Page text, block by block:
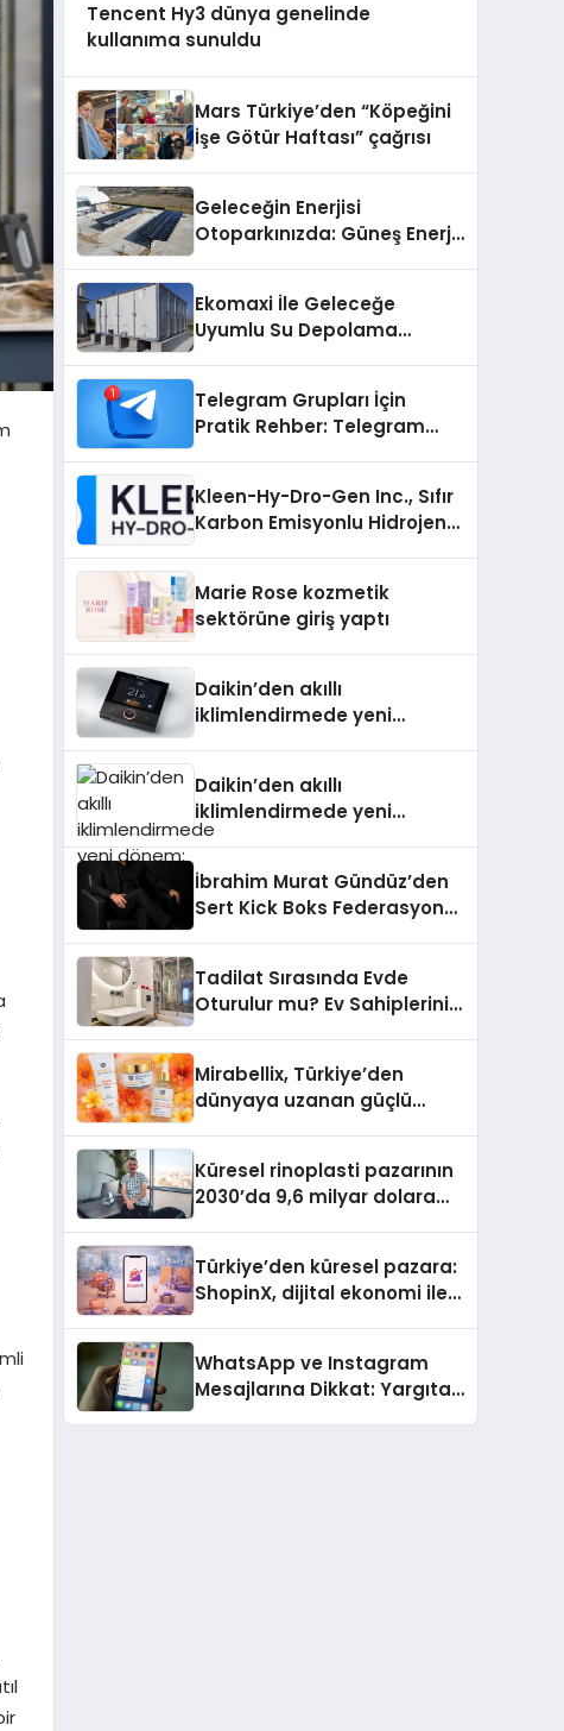
Tencent Hy3 dünya genelinde
kullanıma sunuldu
Mars Türkiye’den “Köpeğini
İşe Götür Haftası” çağrısı
Geleceğin Enerjisi
Otoparkınızda: Güneş Enerjili
Ekomaxi İle Geleceğe
Uyumlu Su Depolama
Telegram Grupları İçin
Pratik Rehber: Telegram
Kleen-Hy-Dro-Gen Inc., Sıfır
Karbon Emisyonlu Hidrojen
Aldı
Marie Rose kozmetik
sektörüne giriş yaptı
Daikin’den akıllı
iklimlendirmede yeni
Daikin’den akıllı
iklimlendirmede yeni
dönem: Madoka Plus
İbrahim Murat Gündüz’den
Sert Kick Boks Federasyonu
Tadilat Sırasında Evde
Oturulur mu? Ev Sahiplerinin
Mirabellix, Türkiye’den
dünyaya uzanan güçlü
Küresel rinoplasti pazarının
2030’da 9,6 milyar dolara
Türkiye’den küresel pazara:
ShopinX, dijital ekonomi ile
WhatsApp ve Instagram
Mesajlarına Dikkat: Yargıtay